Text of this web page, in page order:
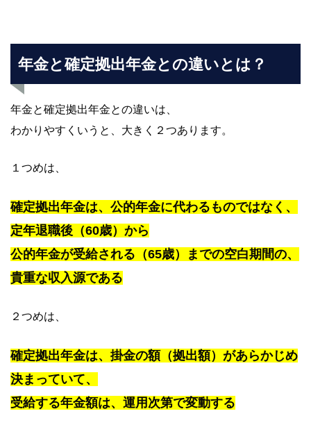
年金と確定拠出年金との違いとは？
年金と確定拠出年金との違いは、
わかりやすくいうと、大きく２つあります。
１つめは、
確定拠出年金は、公的年金に代わるものではなく、
定年退職後（60歳）から
公的年金が受給される（65歳）までの空白期間の、
貴重な収入源である
２つめは、
確定拠出年金は、掛金の額（拠出額）があらかじめ
決まっていて、
受給する年金額は、運用次第で変動する